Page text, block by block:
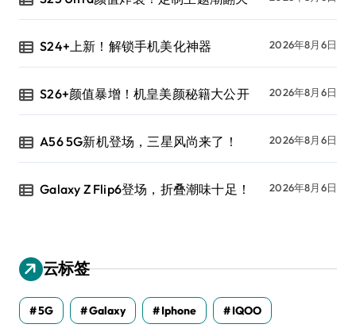
S24+上新！解锁手机美化神器 2026年8月6日
S26+颜值暴增！机皇美颜秘籍大公开 2026年8月6日
A56 5G新机登场，三星风尚来了！ 2026年8月6日
Galaxy Z Flip6登场，折叠潮味十足！ 2026年8月6日
云标签
5G Galaxy Iphone IQOO